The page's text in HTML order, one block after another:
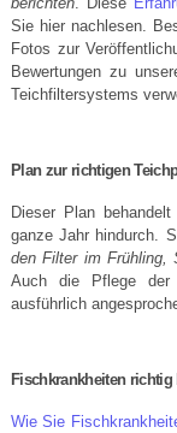
Sie hier nachlesen.
Fotos zur
Bewertungen zu
Teichfiltersystems
Plan zur richtigen
Dieser Plan
ganze Jahr hindurch.
den Filter im Frühling,
Auch die Pflege der
ausführlich
Fischkrankheiten richtig
Wie Sie